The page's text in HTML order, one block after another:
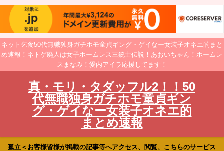
ネット乞食50代無職独身ガチホモ童貞ギング・ゲイなー女装子オネエ的まと
め速報！ネトゲ廃人は女子ホームレス三銃士伝説！あおいちゃん！ホームレ
スまなみ！愛内アイラ応援してます！
真・モリ・タダッフル2！！50
代無職独身ガチホモ童貞ギン
グ・ゲイなー女装子オネエ的
まとめ速報
孤立＜お客様皆様が掲載の記事等へアクセス、閲覧、こちらのサービス